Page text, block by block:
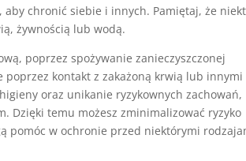
chronić siebie i innych. Pamiętaj, że
żywnością lub wodą.
poprzez spożywanie zanieczyszczonej
poprzez kontakt z zakażoną krwią lub innymi
oraz unikanie ryzykownych zachowań,
Dzięki temu możesz zminimalizować ryzyko
pomóc w ochronie przed niektórymi